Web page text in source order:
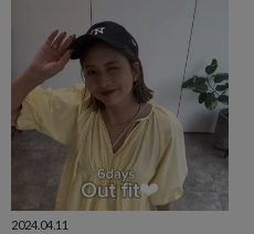
2024.04.11